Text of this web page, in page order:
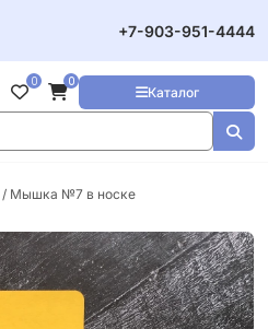
+7-903-951-4444
Каталог
0 0
/ Мышка №7 в носке